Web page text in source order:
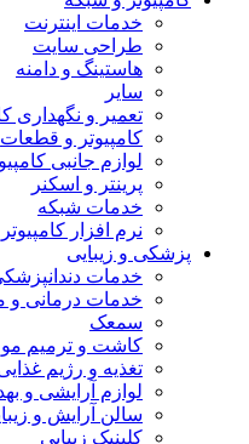
خدمات اینترنت
طراحی سایت
هاستینگ و دامنه
سایر
تعمیر و نگهداری
کامپیوتر و قطعات
لوازم جانبی
پرینتر و اسکنر
خدمات شبکه
نرم افزار کامپیوتر
پزشکی و زیبایی
خدمات
خدمات درمانی و
سمعک
کاشت و ترمیم مو
تغذیه و رژیم
لوازم آرایشی و
سالن آرایش و
کلینیک زیبایی